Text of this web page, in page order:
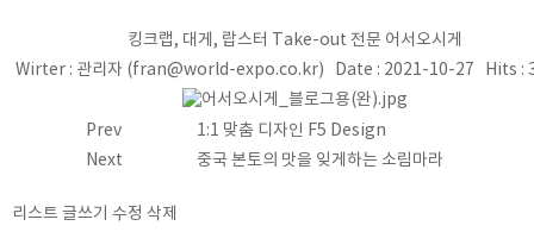
킹크랩, 대게, 랍스터 Take-out 전문 어서오시게
Wirter : 관리자 (fran@world-expo.co.kr) Date : 2021-10-27 Hits :
Prev
1:1 맞춤 디자인 F5 Design
Next
중국 본토의 맛을 잊게하는 소림마라
리스트 글쓰기 수정 삭제